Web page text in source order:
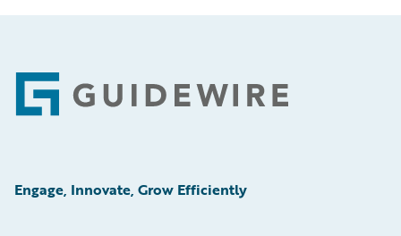
Footer
Engage, Innovate, Grow Efficiently